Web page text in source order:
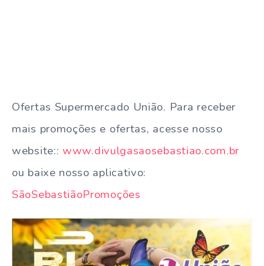
Ofertas Supermercado União. Para receber
mais promoções e ofertas, acesse nosso
website:: www.divulgasaosebastiao.com.br
ou baixe nosso aplicativo:
SãoSebastiãoPromoções